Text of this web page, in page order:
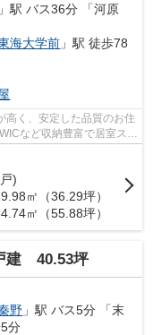
」駅 バス36分 「河原
海大学前 」駅 徒歩78
高く、安定した品質のお住
など収納豊富で居室スペ
)
㎡（36.29坪）
㎡（55.88坪）
建 40.53坪
野 」駅 バス5分 「末
分